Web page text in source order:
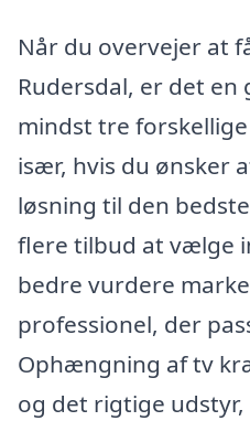
Når du overvejer at
Rudersdal, er det
mindst tre
især, hvis du ønsker
løsning til den
flere tilbud at vælge
bedre vurdere
professionel, der
Ophængning af tv
og det rigtige